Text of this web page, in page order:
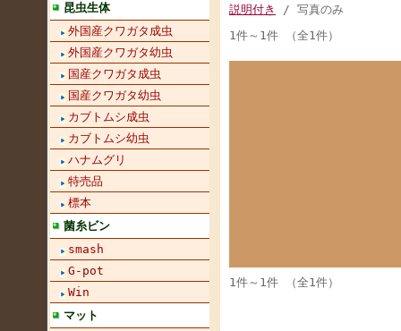
昆虫生体
外国産クワガタ成虫
外国産クワガタ幼虫
国産クワガタ成虫
国産クワガタ幼虫
カブトムシ成虫
カブトムシ幼虫
ハナムグリ
特売品
標本
菌糸ビン
smash
G-pot
Win
マット
説明付き
/ 写真のみ
1件～1件 （全1件）
1件～1件 （全1件）